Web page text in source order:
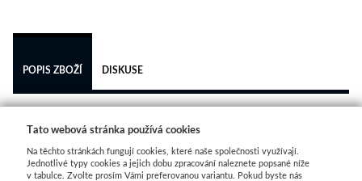
POPIS ZBOŽÍ DISKUSE
.. svíčka k dokonalému dozdobení vašeho svatebního
Tato webová stránka používá cookies
Na těchto stránkách fungují cookies, které naše společnosti využívají.
Jednotlivé typy cookies a jejich dobu zpracování naleznete popsané níže
v tabulce. Zvolte prosím Vámi preferovanou variantu. Pokud byste nás